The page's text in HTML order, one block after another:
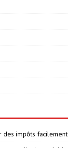
des impôts facilement